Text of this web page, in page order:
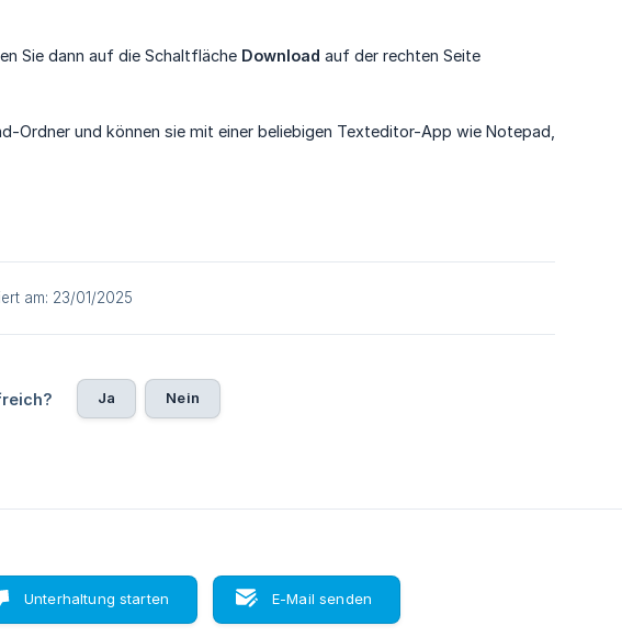
Sie dann auf die Schaltfläche Download auf der rechten Seite
Ordner und können sie mit einer beliebigen Texteditor-App wie Notepad,
am: 23/01/2025
Ja Nein
Unterhaltung starten E-Mail senden